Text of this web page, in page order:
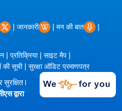
| जानकारी | मन की बात |
| प्रतिक्रिया| साइट मैप |
की सूची| सुरक्षा ऑडिट प्रमाणपत्र
|
द्वारा